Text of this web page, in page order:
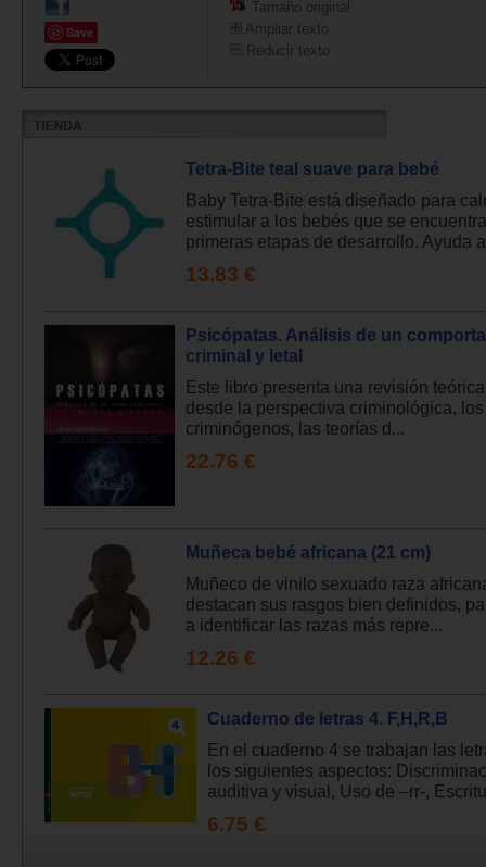
Save
Tamaño original
Ampliar texto
Reducir texto
Tetra-Bite teal suave para bebé
Baby Tetra-Bite está diseñado para
estimular a los bebés que se
primeras etapas de desarrollo. Ayuda
13.83 €
Psicópatas. Análisis de un
criminal y letal
Este libro presenta una revisión
desde la perspectiva criminológica,
criminógenos, las teorías d...
22.76 €
Muñeca bebé africana (21 cm)
Muñeco de vinilo sexuado raza
destacan sus rasgos bien definidos,
a identificar las razas más repre...
12.26 €
Cuaderno de letras 4. F,H,R,B
En el cuaderno 4 se trabajan las
los siguientes aspectos:
auditiva y visual, Uso de –rr-,
6.75 €